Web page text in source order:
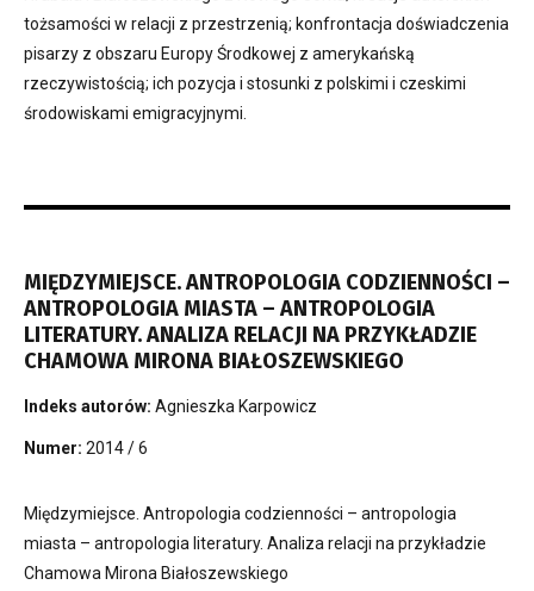
tożsamości w relacji z przestrzenią; konfrontacja doświadczenia
pisarzy z obszaru Europy Środkowej z amerykańską
rzeczywistością; ich pozycja i stosunki z polskimi i czeskimi
środowiskami emigracyjnymi.
MIĘDZYMIEJSCE. ANTROPOLOGIA CODZIENNOŚCI –
ANTROPOLOGIA MIASTA – ANTROPOLOGIA
LITERATURY. ANALIZA RELACJI NA PRZYKŁADZIE
CHAMOWA MIRONA BIAŁOSZEWSKIEGO
Indeks autorów: Agnieszka Karpowicz
Numer: 2014 / 6
Międzymiejsce. Antropologia codzienności – antropologia
miasta – antropologia literatury. Analiza relacji na przykładzie
Chamowa Mirona Białoszewskiego